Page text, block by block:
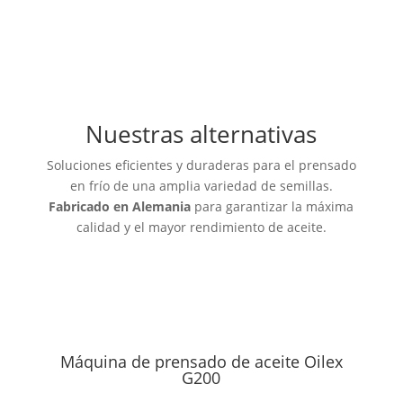
Nuestras alternativas
Soluciones eficientes y duraderas para el prensado
en frío de una amplia variedad de semillas.
Fabricado en Alemania para garantizar la máxima
calidad y el mayor rendimiento de aceite.
Máquina de prensado de aceite Oilex
G200